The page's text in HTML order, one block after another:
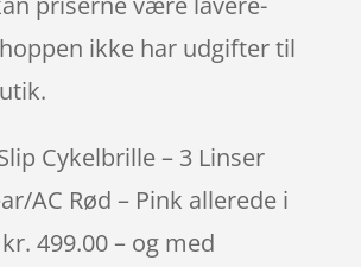
ikke har udgifter til
Cykelbrille – 3 Linser
AC Rød – Pink allerede i
499.00 – og med